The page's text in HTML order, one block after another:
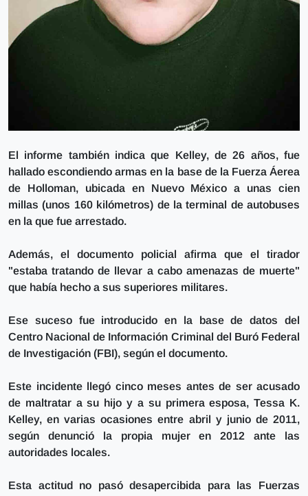
El informe también indica que Kelley, de 26 años, fue
hallado escondiendo armas en la base de la Fuerza Áerea
de Holloman, ubicada en Nuevo México a unas cien
millas (unos 160 kilómetros) de la terminal de autobuses
en la que fue arrestado.
Además, el documento policial afirma que el tirador
"estaba tratando de llevar a cabo amenazas de muerte"
que había hecho a sus superiores militares.
Ese suceso fue introducido en la base de datos del
Centro Nacional de Información Criminal del Buró Federal
de Investigación (FBI), según el documento.
Este incidente llegó cinco meses antes de ser acusado
de maltratar a su hijo y a su primera esposa, Tessa K.
Kelley, en varias ocasiones entre abril y junio de 2011,
según denunció la propia mujer en 2012 ante las
autoridades locales.
Esta actitud no pasó desapercibida para las Fuerzas